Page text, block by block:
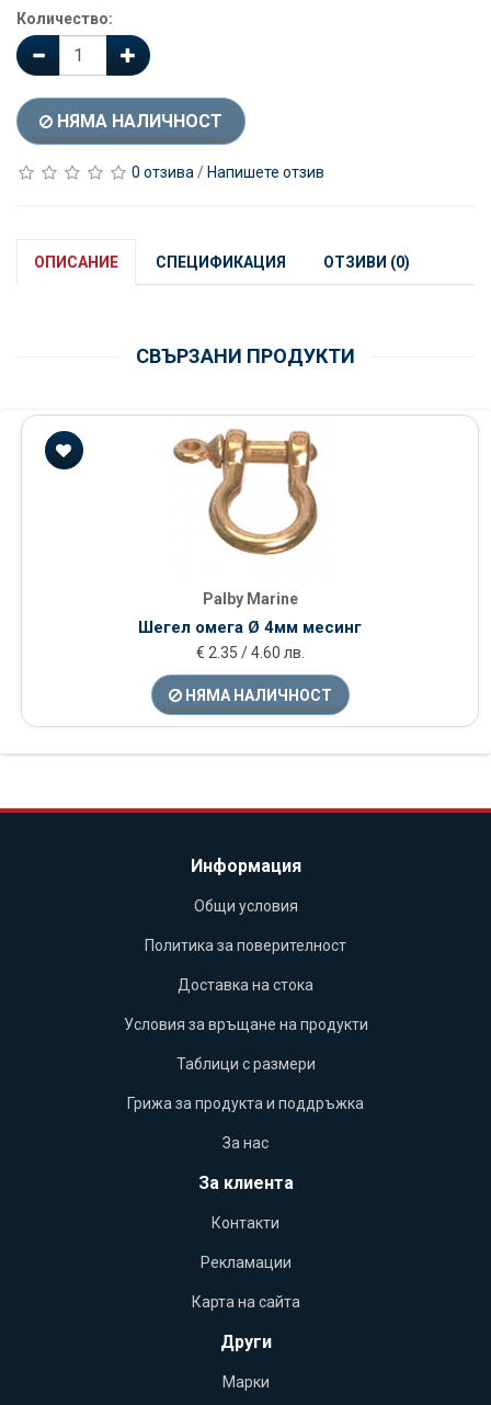
Количество:
НЯМА НАЛИЧНОСТ
0 отзива / Напишете отзив
ОПИСАНИЕ СПЕЦИФИКАЦИЯ ОТЗИВИ (0)
СВЪРЗАНИ ПРОДУКТИ
Palby Marine
Шегел омега Ø 4мм месинг
€ 2.35 / 4.60 лв.
НЯМА НАЛИЧНОСТ
Информация
Общи условия
Политика за поверителност
Доставка на стока
Условия за връщане на продукти
Таблици с размери
Грижа за продукта и поддръжка
За нас
За клиента
Контакти
Рекламации
Карта на сайта
Други
Марки